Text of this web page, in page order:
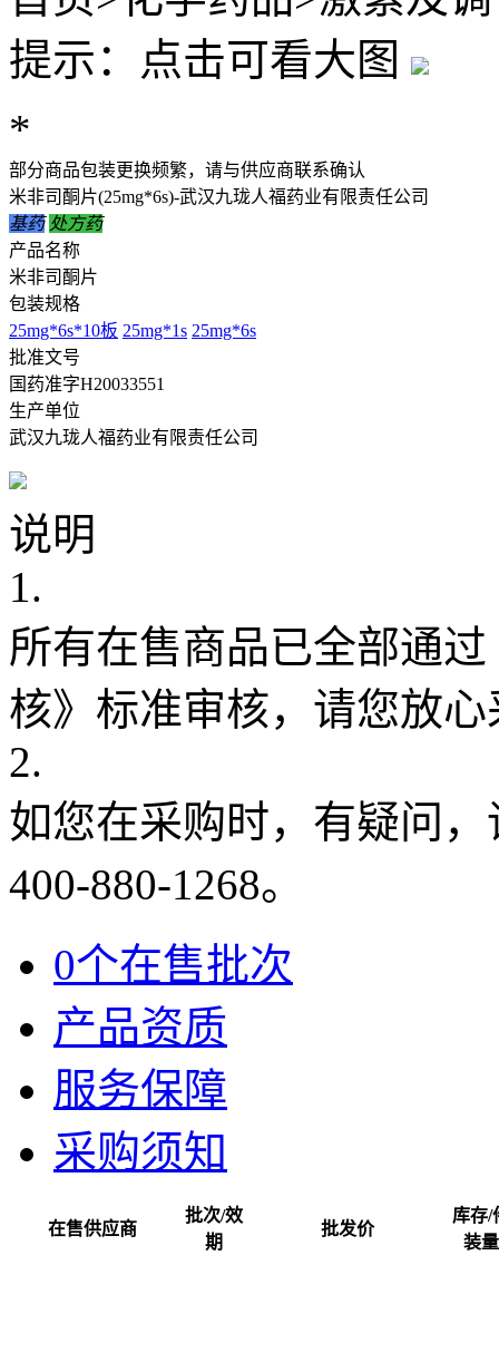
提示：点击可看大图
*
部分商品包装更换频繁，请与供应商联系确认
米非司酮片(25mg*6s)-武汉九珑人福药业有限责任公司
基药 处方药
产品名称
米非司酮片
包装规格
25mg*6s*10板 25mg*1s 25mg*6s
批准文号
国药准字H20033551
生产单位
武汉九珑人福药业有限责任公司
说明
1.
所有在售商品已全部通
核》标准审核，请您放心
2.
如您在采购时，有疑问
400-880-1268。
0个在售批次
产品资质
服务保障
采购须知
在售供应商
批次/效
期
批发价
库存/
装量